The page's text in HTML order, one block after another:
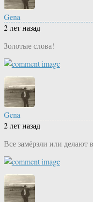
Gena
2 лет назад
Золотые слова!
Gena
2 лет назад
Все замёрзли или